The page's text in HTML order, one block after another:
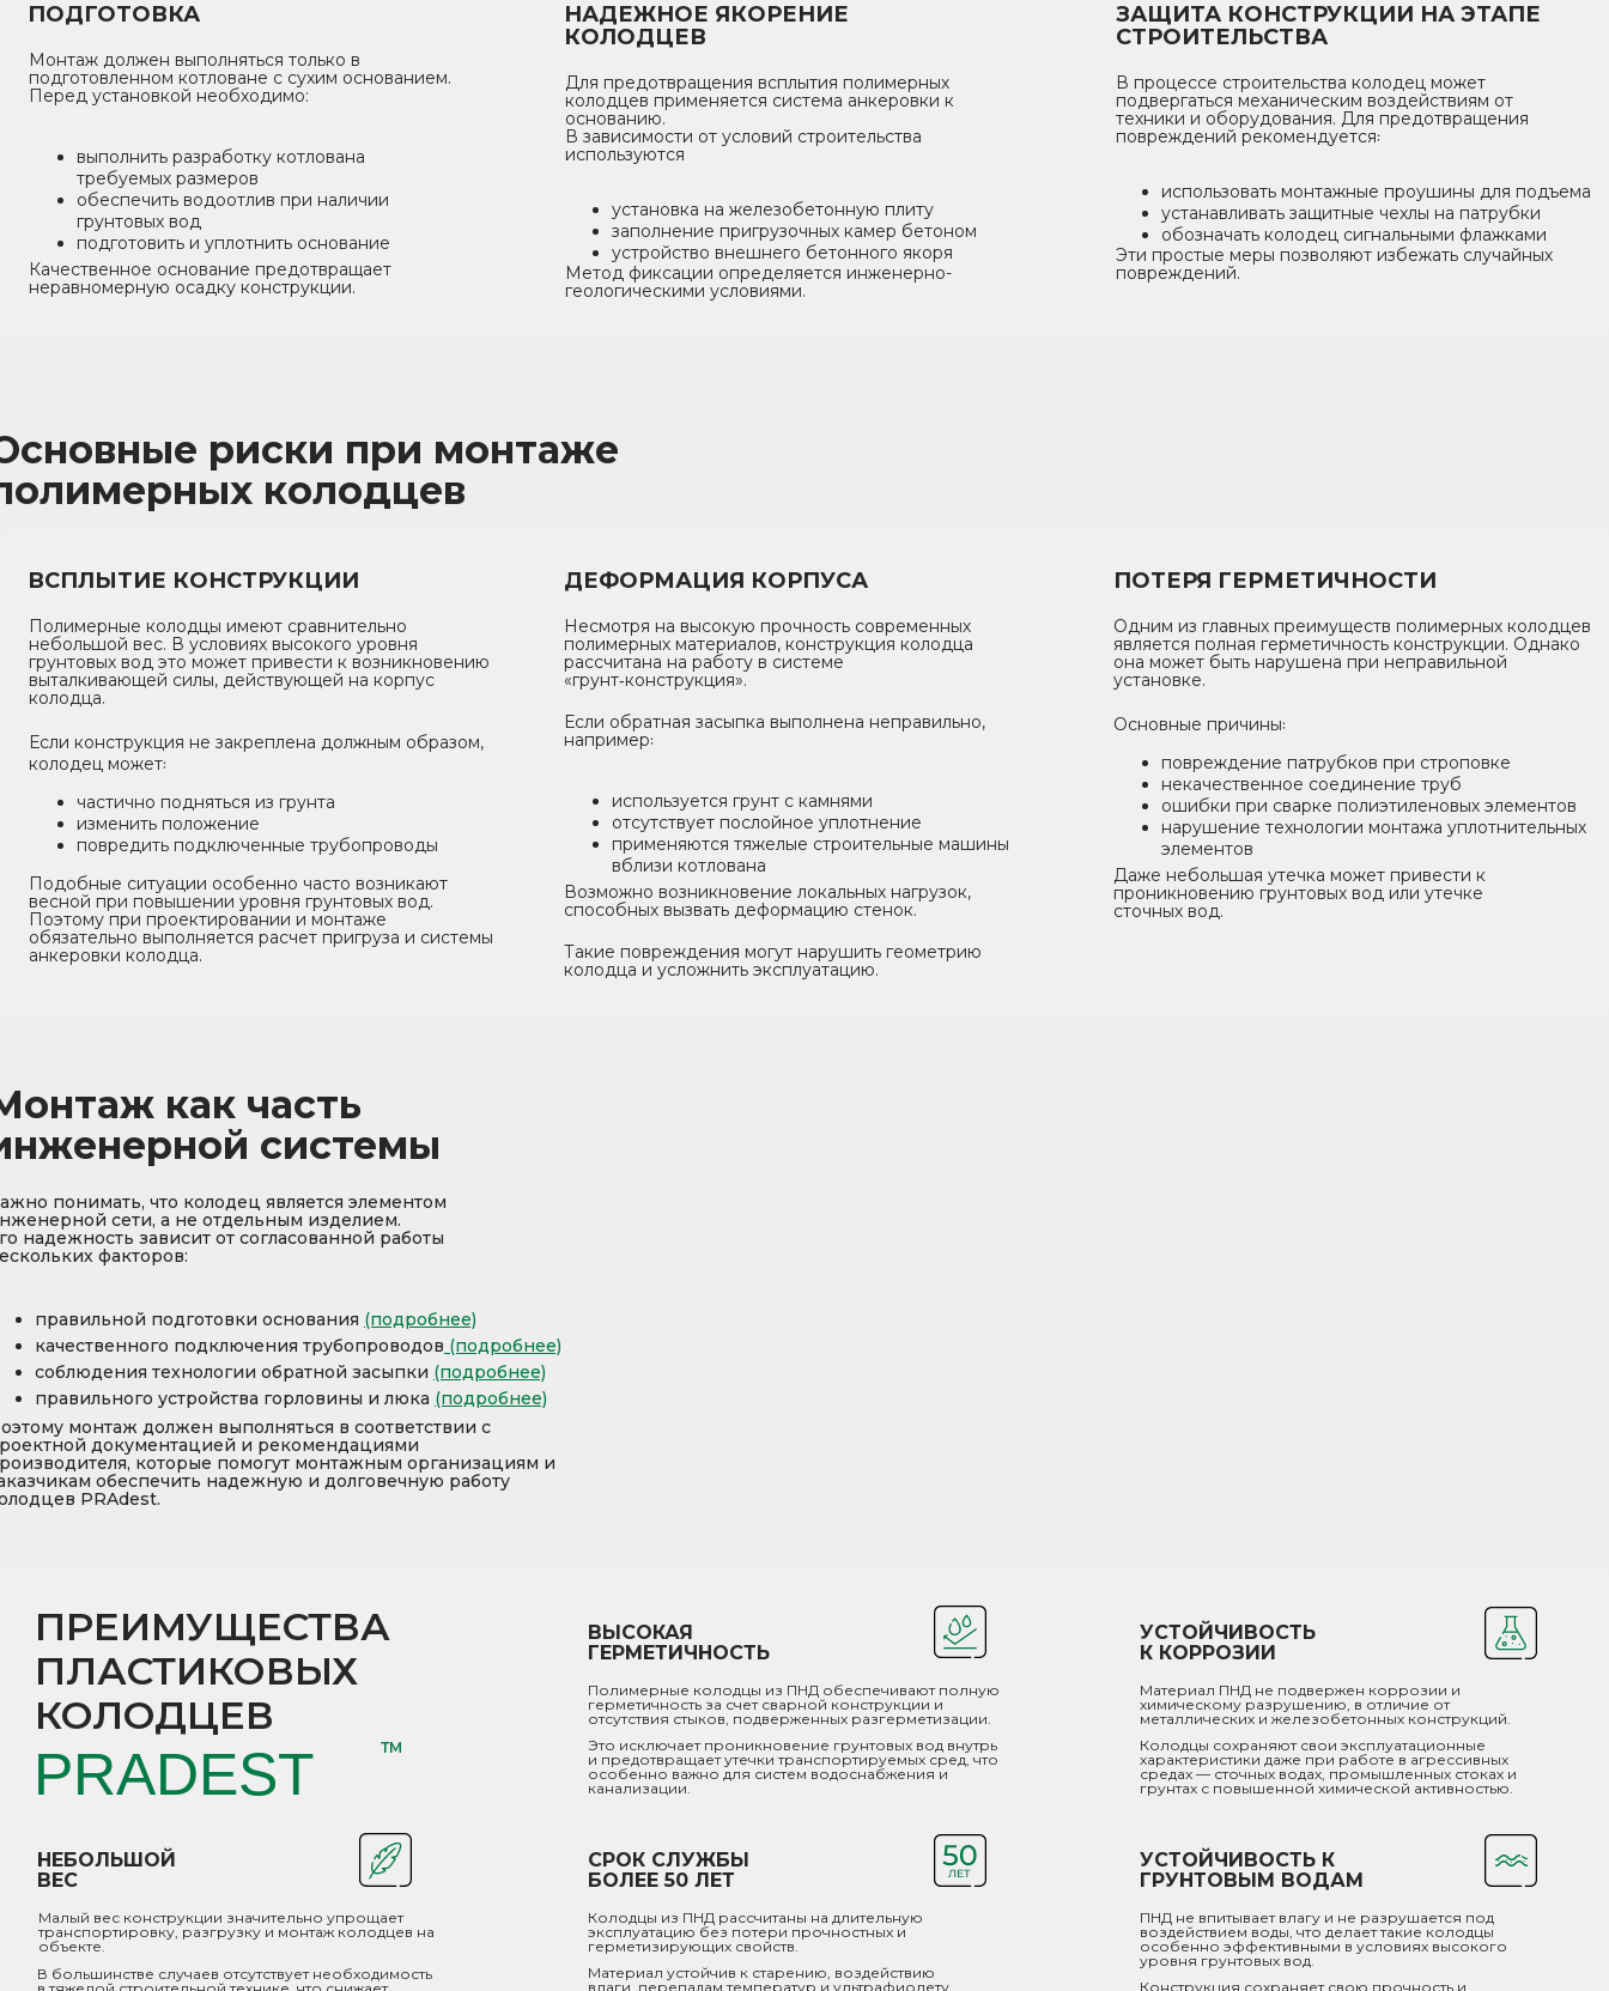
Монтаж должен выполняться только в
подготовленном котловане с сухим основанием.
Перед установкой необходимо:
выполнить разработку котлована
требуемых размеров
обеспечить водоотлив при наличии
грунтовых вод
подготовить и уплотнить основание
Качественное основание предотвращает
неравномерную осадку конструкции.
ПОДГОТОВКА
Для предотвращения всплытия полимерных
колодцев применяется система анкеровки к
основанию.
В зависимости от условий строительства
используются
установка на железобетонную плиту
заполнение пригрузочных камер бетоном
устройство внешнего бетонного якоря
Метод фиксации определяется инженерно-
геологическими условиями.
НАДЕЖНОЕ ЯКОРЕНИЕ
КОЛОДЦЕВ
В процессе строительства колодец может
подвергаться механическим воздействиям от
техники и оборудования. Для предотвращения
повреждений рекомендуется꞉
использовать монтажные проушины для подъема
устанавливать защитные чехлы на патрубки
обозначать колодец сигнальными флажками
Эти простые меры позволяют избежать случайных
повреждений.
ЗАЩИТА КОНСТРУКЦИИ НА ЭТАПЕ
СТРОИТЕЛЬСТВА
риски при монтаже
колодцев
Полимерные колодцы имеют сравнительно
небольшой вес. В условиях высокого уровня
грунтовых вод это может привести к возникновению
выталкивающей силы, действующей на корпус
колодца.
Если конструкция не закреплена должным образом,
колодец может꞉
частично подняться из грунта
изменить положение
повредить подключенные трубопроводы
Подобные ситуации особенно часто возникают
весной при повышении уровня грунтовых вод.
Поэтому при проектировании и монтаже
обязательно выполняется расчет пригруза и системы
анкеровки колодца.
ВСПЛЫТИЕ КОНСТРУКЦИИ
Несмотря на высокую прочность современных
полимерных материалов, конструкция колодца
рассчитана на работу в системе
«грунт‑конструкция».
используется грунт с камнями
отсутствует послойное уплотнение
применяются тяжелые строительные машины
вблизи котлована
Возможно возникновение локальных нагрузок,
способных вызвать деформацию стенок.
Такие повреждения могут нарушить геометрию
колодца и усложнить эксплуатацию.
Если обратная засыпка выполнена неправильно,
например꞉
ДЕФОРМАЦИЯ КОРПУСА
Одним из главных преимуществ полимерных колодцев
является полная герметичность конструкции. Однако
она может быть нарушена при неправильной
установке.
Основные причины꞉
повреждение патрубков при строповке
некачественное соединение труб
ошибки при сварке полиэтиленовых элементов
нарушение технологии монтажа уплотнительных
элементов
Даже небольшая утечка может привести к
проникновению грунтовых вод или утечке
сточных вод.
ПОТЕРЯ ГЕРМЕТИЧНОСТИ
как часть
системы
понимать, что колодец является элементом
сети, а не отдельным изделием.
надежность зависит от согласованной работы
факторов:
монтаж должен выполняться в соответствии с
документацией и рекомендациями
которые помогут монтажным организациям и
обеспечить надежную и долговечную работу
PRAdest.
правильной подготовки основания (подробнее)
качественного подключения трубопроводов (подробнее)
соблюдения технологии обратной засыпки (подробнее)
правильного устройства горловины и люка (подробнее)
Полимерные колодцы из ПНД обеспечивают полную
герметичность за счет сварной конструкции и
отсутствия стыков, подверженных разгерметизации.
Это исключает проникновение грунтовых вод внутрь
и предотвращает утечки транспортируемых сред, что
особенно важно для систем водоснабжения и
канализации.
ВЫСОКАЯ
ГЕРМЕТИЧНОСТЬ
Материал ПНД не подвержен коррозии и
химическому разрушению, в отличие от
металлических и железобетонных конструкций.
Колодцы сохраняют свои эксплуатационные
характеристики даже при работе в агрессивных
средах — сточных водах, промышленных стоках и
грунтах с повышенной химической активностью.
УСТОЙЧИВОСТЬ
К КОРРОЗИИ
Колодцы из ПНД рассчитаны на длительную
эксплуатацию без потери прочностных и
герметизирующих свойств.
Материал устойчив к старению, воздействию
влаги, перепадам температур и ультрафиолету
СРОК СЛУЖБЫ
БОЛЕЕ 50 ЛЕТ
Малый вес конструкции значительно упрощает
транспортировку, разгрузку и монтаж колодцев на
объекте.
ТМ
В большинстве случаев отсутствует необходимость
НЕБОЛЬШОЙ
ВЕС
ПНД не впитывает влагу и не разрушается под
воздействием воды, что делает такие колодцы
особенно эффективными в условиях высокого
уровня грунтовых вод.
Конструкция сохраняет свою прочность и
УСТОЙЧИВОСТЬ К
ГРУНТОВЫМ ВОДАМ
ПРЕИМУЩЕСТВА
ПЛАСТИКОВЫХ
КОЛОДЦЕВ
PRADEST